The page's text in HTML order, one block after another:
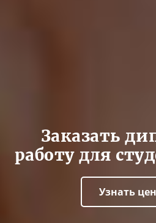
Заказать
работу для
Узнать